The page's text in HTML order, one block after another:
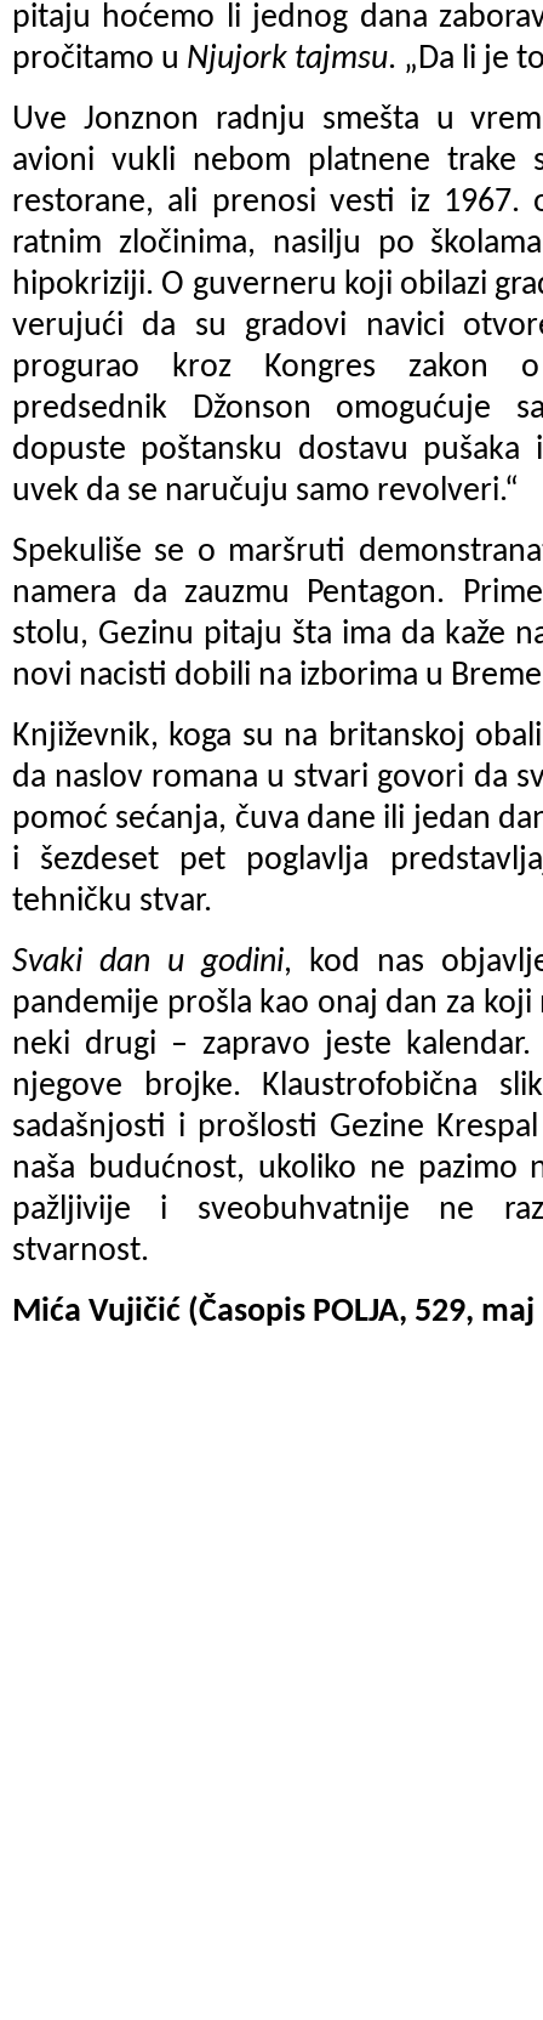
pitaju hoćemo li jednog dana
pročitamo u Njujork tajmsu. „Da li je
Uve Jonznon radnju smešta u
avioni vukli nebom platnene trake
restorane, ali prenosi vesti iz 1967.
ratnim zločinima, nasilju po
hipokriziji. O guverneru koji obilazi
verujući da su gradovi navici
progurao kroz Kongres zakon
predsednik Džonson omogućuje
dopuste poštansku dostavu pušaka
uvek da se naručuju samo revolveri.“
Spekuliše se o maršruti
namera da zauzmu Pentagon.
stolu, Gezinu pitaju šta ima da kaže
novi nacisti dobili na izborima u
Književnik, koga su na britanskoj
da naslov romana u stvari govori da
pomoć sećanja, čuva dane ili jedan
i šezdeset pet poglavlja
tehničku stvar.
Svaki dan u godini, kod nas
pandemije prošla kao onaj dan za
neki drugi – zapravo jeste
njegove brojke. Klaustrofobična
sadašnjosti i prošlosti Gezine
naša budućnost, ukoliko ne pazimo
pažljivije i sveobuhvatnije ne
stvarnost.
Mića Vujičić (Časopis POLJA, 529,